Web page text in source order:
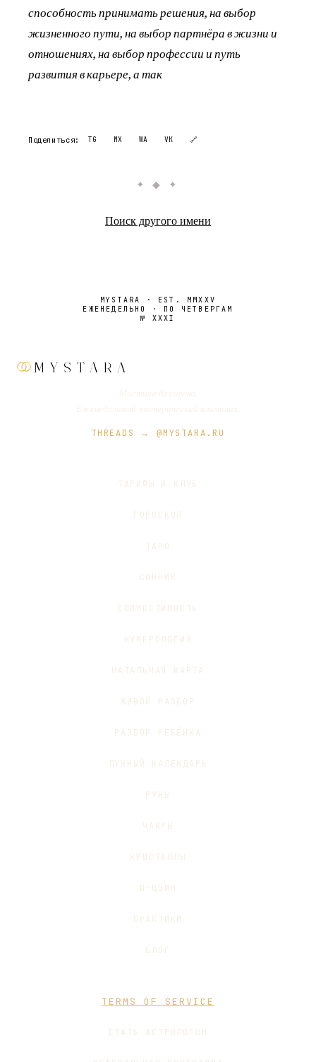
способность принимать решения, на выбор
жизненного пути, на выбор партнёра в жизни и
отношениях, на выбор профессии и путь
развития в карьере, а так
Поделиться: TG MX WA VK 🔗
✦ ◆ ✦
Поиск другого имени
MYSTARA · EST. MMXXV
ЕЖЕНЕДЕЛЬНО · ПО ЧЕТВЕРГАМ
№ XXXI
MYSTARA
THREADS → @MYSTARA.RU
ТАРИФЫ И КЛУБ
ГОРОСКОП
ТАРО
СОННИК
СОВМЕСТИМОСТЬ
НУМЕРОЛОГИЯ
НАТАЛЬНАЯ КАРТА
ЖИВОЙ РАЗБОР
РАЗБОР РЕБЁНКА
ЛУННЫЙ КАЛЕНДАРЬ
РУНЫ
ЧАКРЫ
КРИСТАЛЛЫ
И-ЦЗИН
ПРАКТИКИ
БЛОГ
TERMS OF SERVICE
СТАТЬ АСТРОЛОГОМ